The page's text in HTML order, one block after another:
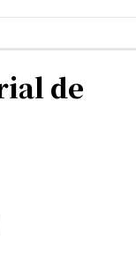
de